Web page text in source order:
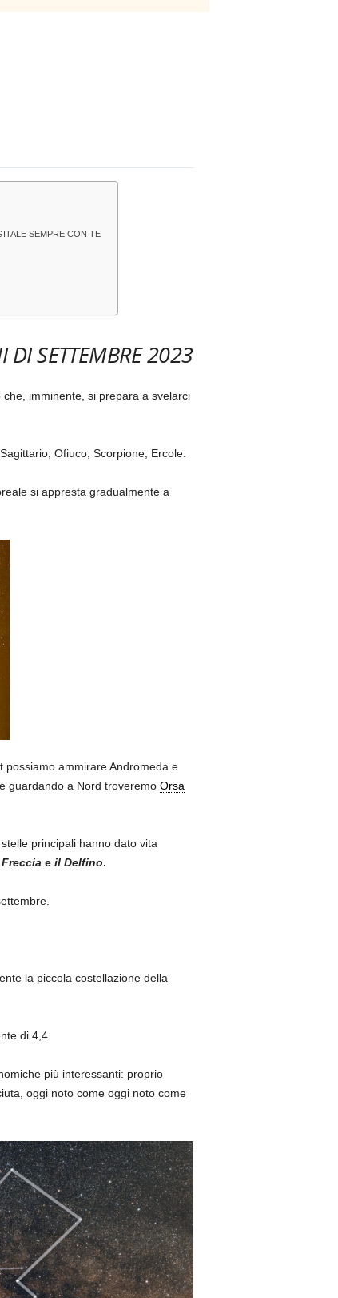
SEMPRE CON TE
DI SETTEMBRE 2023
che, imminente, si prepara a svelarci
Ofiuco, Scorpione, Ercole.
si appresta gradualmente a
possiamo ammirare Andromeda e
guardando a Nord troveremo Orsa
principali hanno dato vita
e il Delfino.
la piccola costellazione della
di 4,4.
più interessanti: proprio
oggi noto come oggi noto come